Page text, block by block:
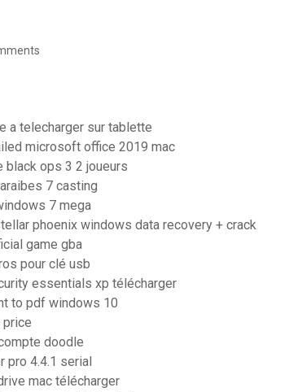
a telecharger sur tablette
microsoft office 2019 mac
black ops 3 2 joueurs
7 casting
7 mega
phoenix windows data recovery + crack
game gba
pour clé usb
essentials xp télécharger
to pdf windows 10
price
doodle
pro 4.4.1 serial
mac télécharger